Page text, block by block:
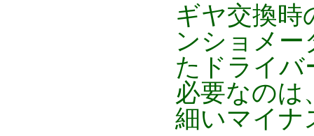
ギヤ交換時
ンショメ
たドライバ
必要なのは
細いマイナ